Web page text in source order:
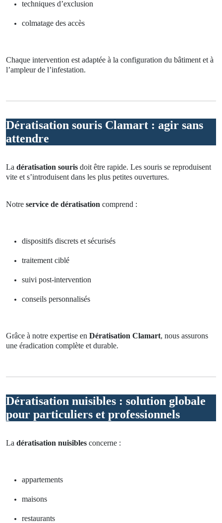
techniques d’exclusion
colmatage des accès
Chaque intervention est adaptée à la configuration du bâtiment et à
l’ampleur de l’infestation.
Dératisation souris Clamart : agir sans
attendre
La dératisation souris doit être rapide. Les souris se reproduisent
vite et s’introduisent dans les plus petites ouvertures.
Notre service de dératisation comprend :
dispositifs discrets et sécurisés
traitement ciblé
suivi post-intervention
conseils personnalisés
Grâce à notre expertise en Dératisation Clamart, nous assurons
une éradication complète et durable.
Dératisation nuisibles : solution globale
pour particuliers et professionnels
La dératisation nuisibles concerne :
appartements
maisons
restaurants